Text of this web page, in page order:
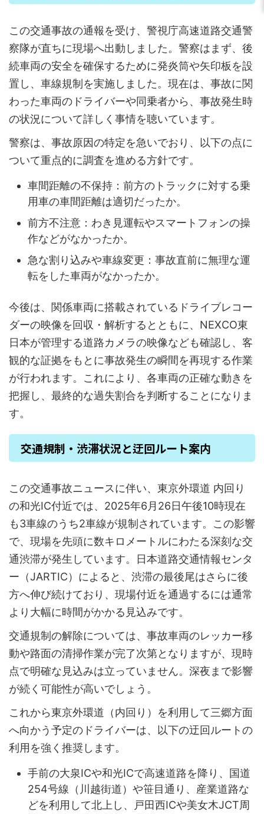
この交通事故の通報を受け、警視庁高速道路交通警
察隊が直ちに現場へ出動しました。警察はまず、後
続車両の安全を確保するために発炎筒や矢印板を設
置し、車線規制を実施しました。現在は、事故に関
わった車両のドライバーや同乗者から、事故発生時
の状況について詳しく事情を聴いています。
警察は、事故原因の特定を急いでおり、以下の点に
ついて重点的に調査を進める方針です。
車間距離の不保持：前方のトラックに対する乗
用車の車間距離は適切だったか。
前方不注意：わき見運転やスマートフォンの操
作などがなかったか。
急な割り込みや車線変更：事故直前に無理な運
転をした車両がなかったか。
今後は、関係車両に搭載されているドライブレコー
ダーの映像を回収・解析するとともに、NEXCO東
日本が管理する道路カメラの映像なども確認し、客
観的な証拠をもとに事故発生の瞬間を再現する作業
が行われます。これにより、各車両の正確な動きを
把握し、最終的な過失割合を判断することになりま
す。
交通規制・渋滞状況と迂回ルート案内
この交通事故ニュースに伴い、東京外環道 内回り
の和光IC付近では、2025年6月26日午後10時現在
も3車線のうち2車線が規制されています。この影響
で、現場を先頭に数キロメートルにわたる深刻な交
通渋滞が発生しています。日本道路交通情報センタ
ー（JARTIC）によると、渋滞の最後尾はさらに後
方へ伸び続けており、現場付近を通過するには通常
より大幅に時間がかかる見込みです。
交通規制の解除については、事故車両のレッカー移
動や路面の清掃作業が完了次第となりますが、現時
点で明確な見込みは立っていません。深夜まで影響
が続く可能性が高いでしょう。
これから東京外環道（内回り）を利用して三郷方面
へ向かう予定のドライバーは、以下の迂回ルートの
利用を強く推奨します。
手前の大泉ICや和光ICで高速道路を降り、国道
254号線（川越街道）や笹目通り、産業道路な
どを利用して北上し、戸田西ICや美女木JCT周